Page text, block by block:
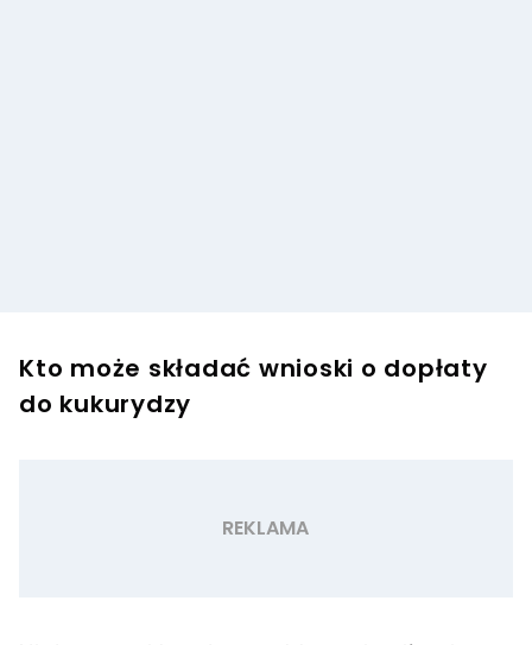
Kto może składać wnioski o dopłaty
do kukurydzy